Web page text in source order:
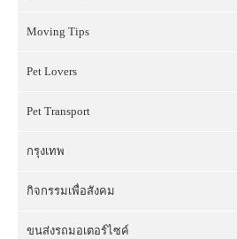
Moving Tips
Pet Lovers
Pet Transport
กรุงเทพ
กิจกรรมเพื่อสังคม
ขนส่งรถมอเตอร์ไซค์